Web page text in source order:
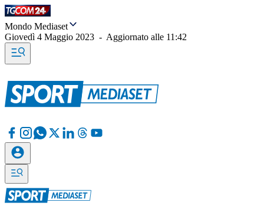
Mondo Mediaset
Giovedì 4 Maggio 2023 - Aggiornato alle 11:42